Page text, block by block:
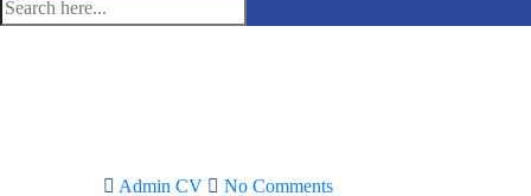
Admin CV No Comments